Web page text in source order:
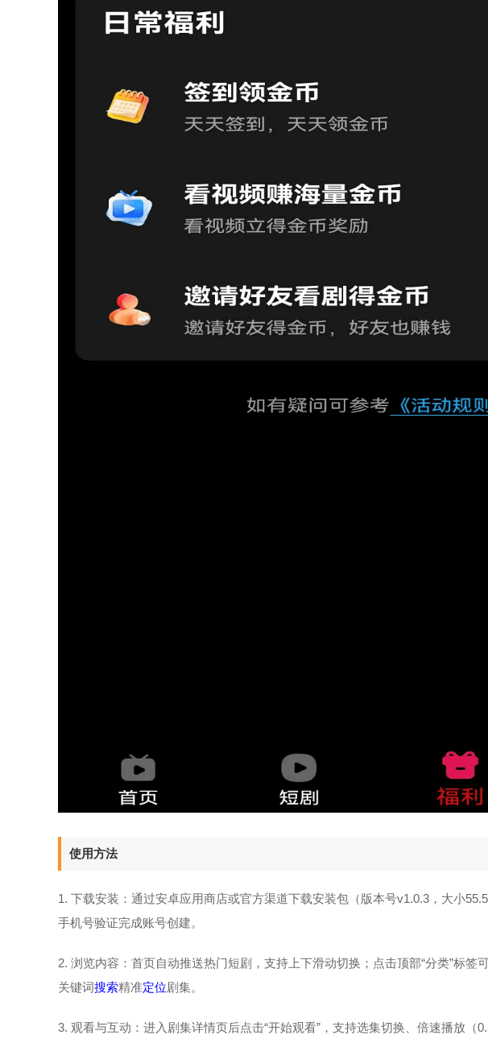
使用方法
1. 下载安装：通过安卓应用商店或官方渠道下载安装包（版本号v1.0.3，大小
手机号验证完成账号创建。
2. 浏览内容：首页自动推送热门短剧，支持上下滑动切换；点击顶部“分类”标签
关键词搜索精准定位剧集。
3. 观看与互动：进入剧集详情页后点击“开始观看”，支持选集切换、倍速播放（